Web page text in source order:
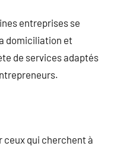
entreprises se
domiciliation et
de services adaptés
ceux qui cherchent à